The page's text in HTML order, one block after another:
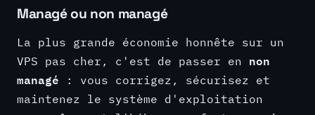
Managé ou non managé
La plus grande économie honnête sur un
VPS pas cher, c'est de passer en non
managé : vous corrigez, sécurisez et
maintenez le système d'exploitation